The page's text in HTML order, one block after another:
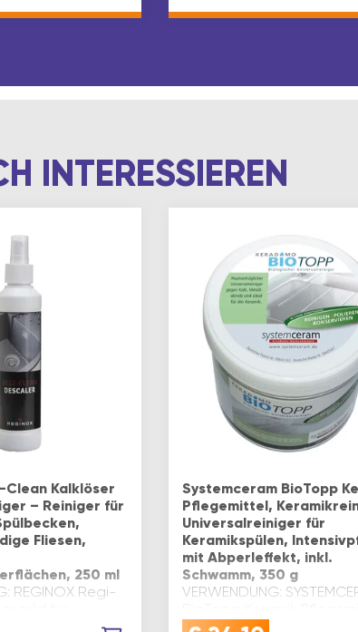
INTERESSIEREN
Clean Kalklöser
– Reiniger für
Fliesen,
250 ml
REGINOX Regi-
Systemceram BioTopp
Pflegemittel,
Universalreiniger für
Keramikspülen,
mit Abperleffekt, inkl.
Schwamm, 350 g
VERWENDUNG:
zur Pflege und Reinigung